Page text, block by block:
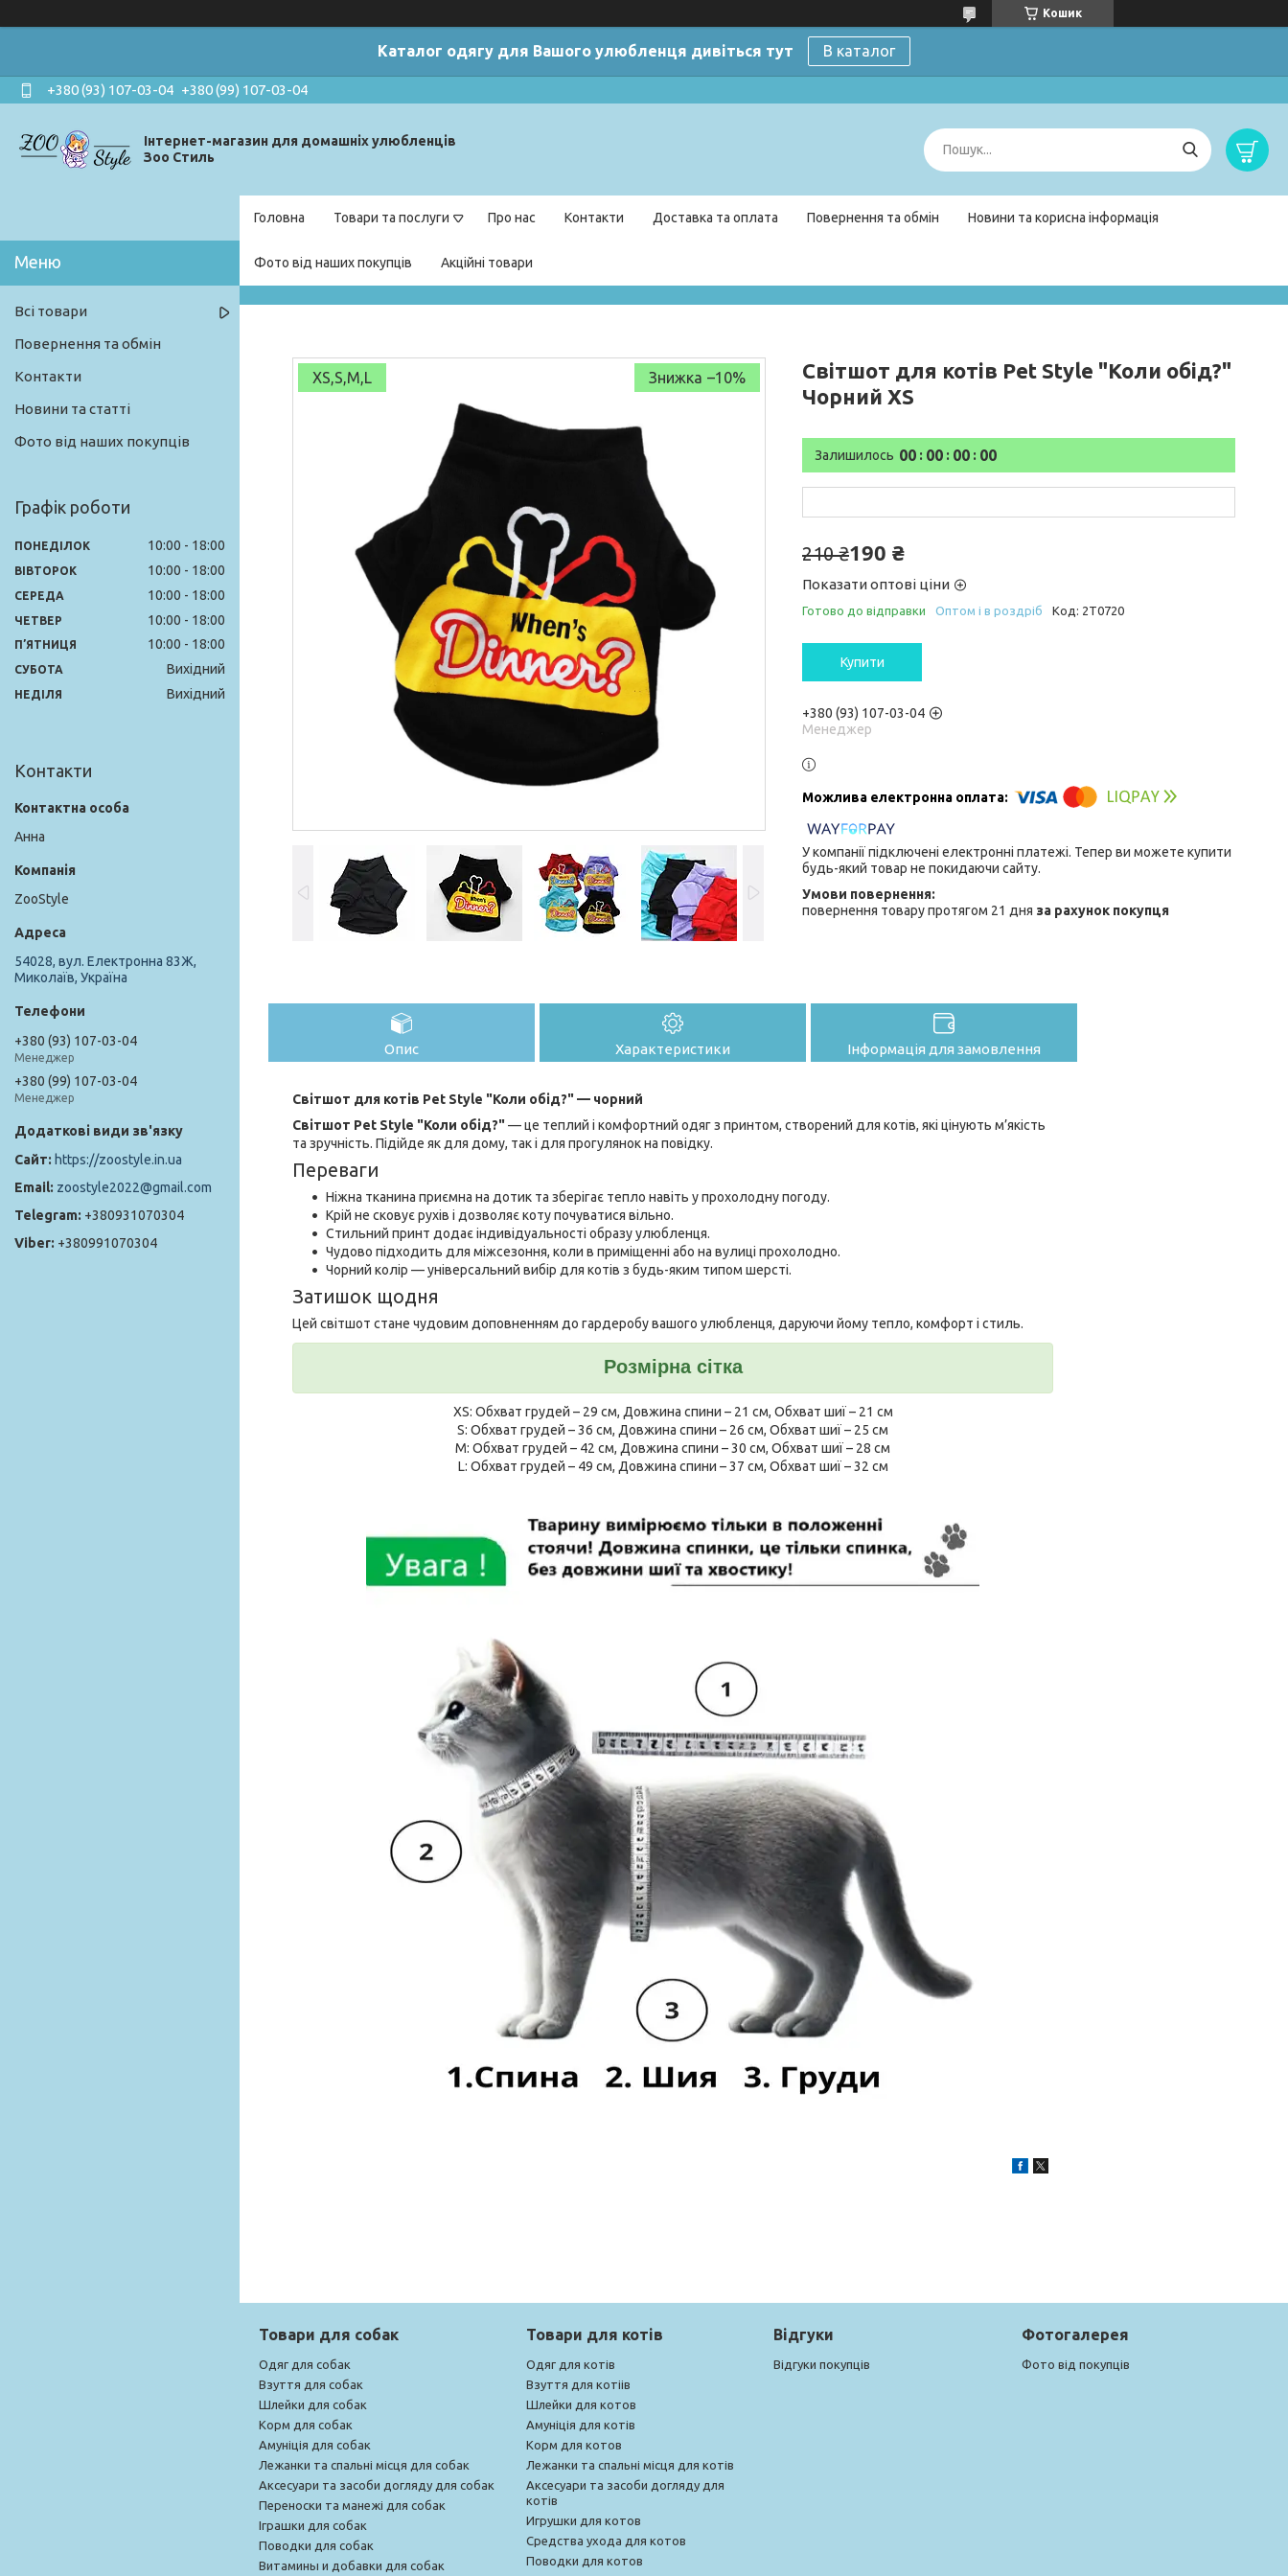
Кошик
Каталог одягу для Вашого улюбленця дивіться тут В каталог
+380 (93) 107-03-04 +380 (99) 107-03-04
Інтернет-магазин для домашніх улюбленців
Зоо Стиль
Головна Товари та послуги Про нас Контакти Доставка та оплата Повернення та обмін Новини та корисна інформація
Фото від наших покупців Акційні товари
XS,S,M,L –10%
Світшот для котів Pet Style "Коли обід?"
Чорний XS
Залишилось 00 00 00 00
210 ₴190 ₴
Показати оптові ціни
Готово до відправки Оптом і в роздріб Код: 2T0720
Купити
+380 (93) 107-03-04
Менеджер
У компанії підключені електронні платежі. Тепер ви можете купити
будь-який товар не покидаючи сайту.
повернення товару протягом 21 дня за рахунок покупця
Опис Характеристики Інформація для замовлення
Світшот для котів Pet Style "Коли обід?" — чорний
Світшот Pet Style "Коли обід?"— це теплий і комфортний одяг з принтом, створений для котів, які цінують м’якість
та зручність. Підійде як для дому, так і для прогулянок на повідку.
Переваги
Ніжна тканина приємна на дотик та зберігає тепло навіть у прохолодну погоду.
Крій не сковує рухів і дозволяє коту почуватися вільно.
Стильний принт додає індивідуальності образу улюбленця.
Чудово підходить для міжсезоння, коли в приміщенні або на вулиці прохолодно.
Чорний колір — універсальний вибір для котів з будь-яким типом шерсті.
Затишок щодня
Цей світшот стане чудовим доповненням до гардеробу вашого улюбленця, даруючи йому тепло, комфорт і стиль.
Розмірна сітка
XS: Обхват грудей – 29 см, Довжина спини – 21 см, Обхват шиї – 21 см
S: Обхват грудей – 36 см, Довжина спини – 26 см, Обхват шиї – 25 см
M: Обхват грудей – 42 см, Довжина спини – 30 см, Обхват шиї – 28 см
L: Обхват грудей – 49 см, Довжина спини – 37 см, Обхват шиї – 32 см
Всі товари
Повернення та обмін
Контакти
Новини та статті
Фото від наших покупців
Графік роботи
ПОНЕДІЛОК 10:00 18:00
ВІВТОРОК 10:00 18:00
СЕРЕДА 10:00 18:00
ЧЕТВЕР 10:00 18:00
ПʼЯТНИЦЯ 10:00 18:00
СУБОТА Вихідний
НЕДІЛЯ Вихідний
Контакти
Анна
ZooStyle
54028, вул. Електронна 83Ж,
Миколаїв, Україна
+380 (93) 107-03-04
Менеджер
+380 (99) 107-03-04
Менеджер
https://zoostyle.in.ua
zoostyle2022@gmail.com
+380931070304
+380991070304
Товари для собак
Одяг для собак
Взуття для собак
Шлейки для собак
Корм для собак
Амуніція для собак
Лежанки та спальні місця для собак
Аксесуари та засоби догляду для собак
Переноски та манежі для собак
Іграшки для собак
Поводки для собак
Витамины и добавки для собак
Товари для котів
Одяг для котів
Взуття для котіів
Шлейки для котов
Амуніція для котів
Корм для котов
Лежанки та спальні місця для котів
Аксесуари та засоби догляду для
котів
Игрушки для котов
Средства ухода для котов
Поводки для котов
Відгуки
Відгуки покупців
Фотогалерея
Фото від покупців